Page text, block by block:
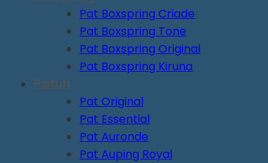
Pat Boxspring Criade
Pat Boxspring Tone
Pat Boxspring Original
Pat Boxspring Kiruna
Paturi
Pat Original
Pat Essential
Pat Auronde
Pat Auping Royal